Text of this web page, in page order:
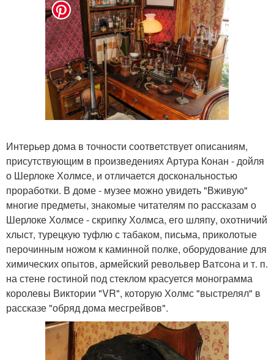
Интерьер дома в точности соответствует описаниям,
присутствующим в произведениях Артура Конан - дойля
о Шерлоке Холмсе, и отличается доскональностью
проработки. В доме - музее можно увидеть "Вживую"
многие предметы, знакомые читателям по рассказам о
Шерлоке Холмсе - скрипку Холмса, его шляпу, охотничий
хлыст, турецкую туфлю с табаком, письма, приколотые
перочинным ножом к каминной полке, оборудование для
химических опытов, армейский револьвер Ватсона и т. п.
на стене гостиной под стеклом красуется монограмма
королевы Виктории "VR", которую Холмс "выстрелял" в
рассказе "обряд дома месгрейвов".